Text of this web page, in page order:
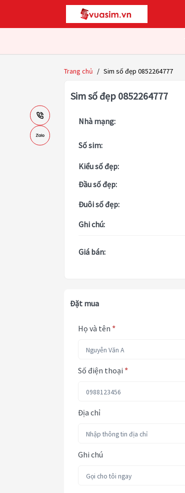
Trang chủ / Sim số đẹp 0852264777
Sim số đẹp 0852264777
Nhà mạng:
Số sim:
Kiểu số đẹp:
Đầu số đẹp:
Đuôi số đẹp:
Ghi chú:
Giá bán:
Đặt mua
Họ và tên *
Số điện thoại *
Địa chỉ
Ghi chú